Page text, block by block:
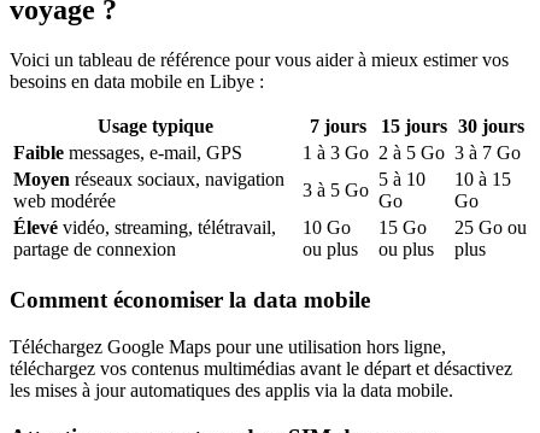
voyage ?
Voici un tableau de référence pour vous aider à mieux estimer vos
besoins en data mobile en Libye :
Usage typique 7 jours 15 jours 30jours
Faible messages, e-mail, GPS 1 à 3 Go 2 à 5 Go 3 à 7 Go
Moyen réseaux sociaux, navigation
web modérée
3 à 5 Go
5 à 10
Go
10 à 15
Go
Élevé vidéo, streaming, télétravail,
partage de connexion
10 Go
ou plus
15 Go
ou plus
25 Go ou
plus
Comment économiser la data mobile
Téléchargez Google Maps pour une utilisation hors ligne,
téléchargez vos contenus multimédias avant le départ et désactivez
les mises à jour automatiques des applis via la data mobile.